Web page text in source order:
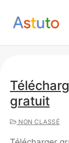
gratuit
NON CLASSÉ